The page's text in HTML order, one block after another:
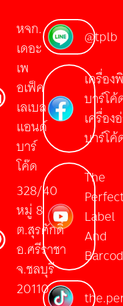
หจก.
เดอะ
เพ
อเฟ็ค
เลเบล
แอนด์
บาร์
โค๊ด
328/40
หมู่ 8
ต.สุรศักดิ์
อ.ศรีราชา
จ.ชลบุรี
20110
@tplb
เครื่อ
บาร์โค้
เครื่อง
บาร์โค้
The
Label
And